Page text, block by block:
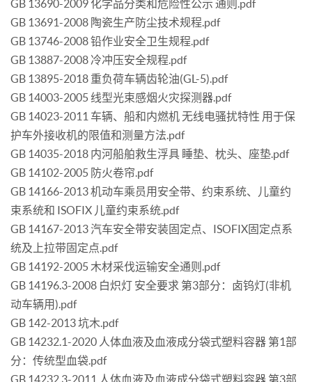
GB 13690-2009 化学品分类和危险性公示 通则.pdf
GB 13691-2008 陶瓷生产防尘技术规程.pdf
GB 13746-2008 铅作业安全卫生规程.pdf
GB 13887-2008 冷冲压安全规程.pdf
GB 13895-2018 重负荷车辆齿轮油(GL-5).pdf
GB 14003-2005 线型光束感烟火灾探测器.pdf
GB 14023-2011 车辆、船和内燃机 无线电骚扰特性 用于保
护车外接收机的限值和测量方法.pdf
GB 14035-2018 内河船舶救生浮具 睡垫、枕头、座垫.pdf
GB 14102-2005 防火卷帘.pdf
GB 14166-2013 机动车乘员用安全带、约束系统、儿童约
束系统和 ISOFIX 儿童约束系统.pdf
GB 14167-2013 汽车安全带安装固定点、ISOFIX固定点系
统及上拉带固定点.pdf
GB 14192-2005 木材采伐运输安全通则.pdf
GB 14196.3-2008 白炽灯 安全要求 第3部分：卤钨灯(非机
动车辆用).pdf
GB 142-2013 坑木.pdf
GB 14232.1-2020 人体血液及血液成分袋式塑料容器 第1部
分：传统型血袋.pdf
GB 14232.3-2011 人体血液及血液成分袋式塑料容器 第3部